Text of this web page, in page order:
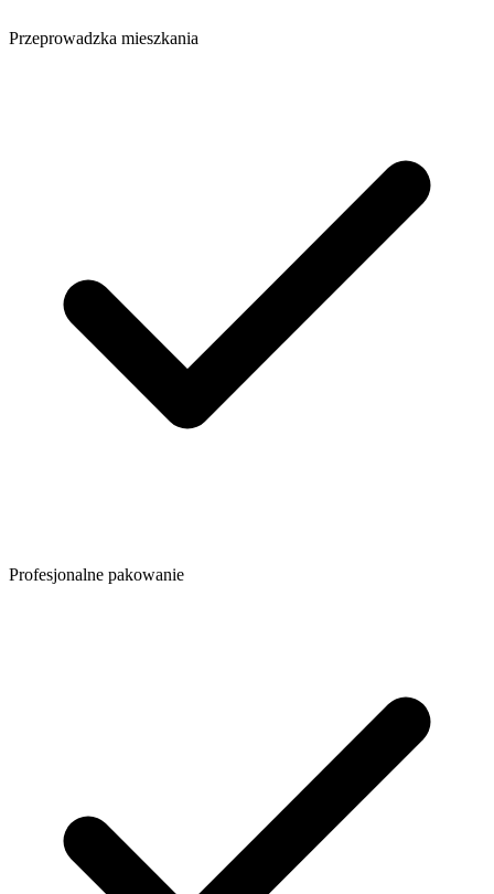
Przeprowadzka mieszkania
Profesjonalne pakowanie